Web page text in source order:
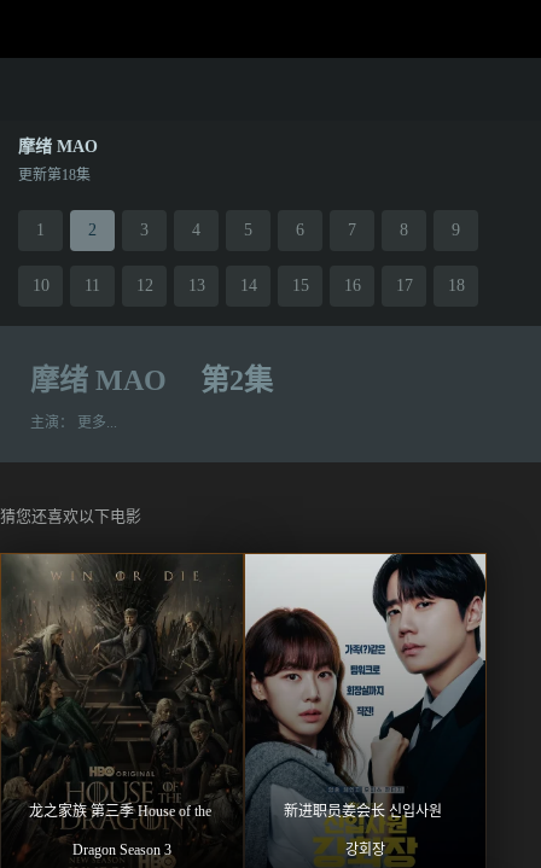
摩绪 MAO
更新第18集
1 2 3 4 5 6 7 8 9
10 11 12 13 14 15 16 17 18
摩绪 MAO 第2集
主演： 更多...
猜您还喜欢以下电影
龙之家族 第三季 House of the
Dragon Season 3
新进职员姜会长 신입사원
강회장